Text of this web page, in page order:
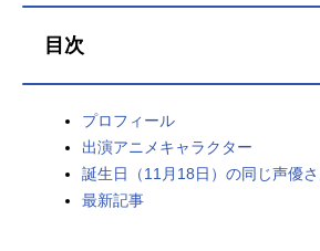
今期アニメ曜日別一覧
春アニメ
男性声優/女性声優一覧
目次
プロフィール
出演アニメキャラクター
誕生日（11月18日）の同じ声優
最新記事